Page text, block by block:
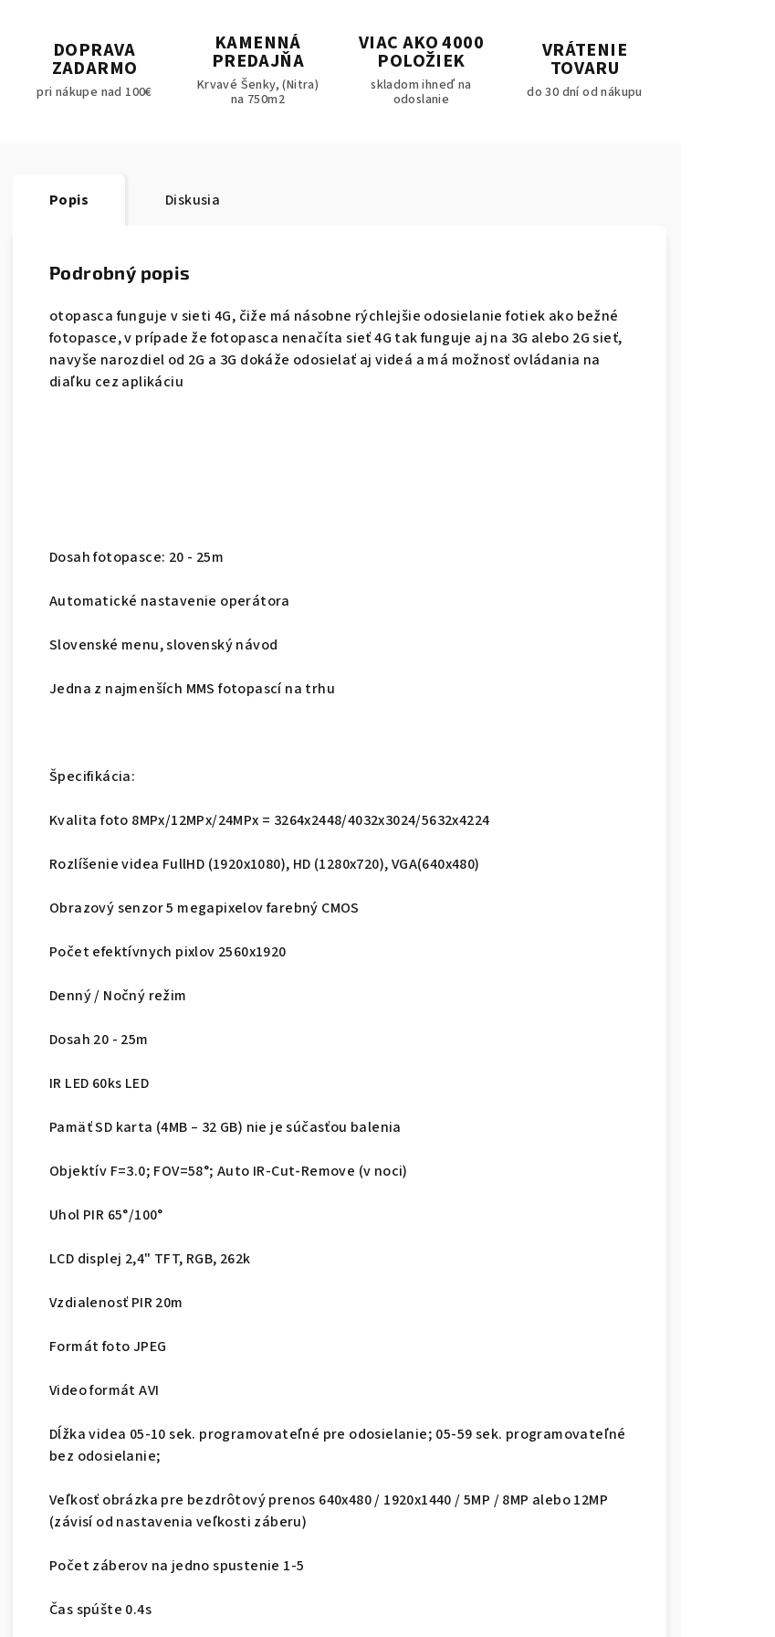
DOPRAVA
ZADARMO
pri nákupe nad 100€
KAMENNÁ
PREDAJŇA
Krvavé Šenky, (Nitra)
na 750m2
VIAC AKO 4000
POLOŽIEK
skladom ihneď na
odoslanie
VRÁTENIE
TOVARU
do 30 dní od nákupu
Popis Diskusia
Podrobný popis
otopasca funguje v sieti 4G, čiže má násobne rýchlejšie odosielanie fotiek ako bežné
fotopasce, v prípade že fotopasca nenačíta sieť 4G tak funguje aj na 3G alebo 2G sieť,
navyše narozdiel od 2G a 3G dokáže odosielať aj videá a má možnosť ovládania na
diaľku cez aplikáciu
Dosah fotopasce: 20 - 25m
Automatické nastavenie operátora
Slovenské menu, slovenský návod
Jedna z najmenších MMS fotopascí na trhu
Špecifikácia:
Kvalita foto 8MPx/12MPx/24MPx = 3264x2448/4032x3024/5632x4224
Rozlíšenie videa FullHD (1920x1080), HD (1280x720), VGA(640x480)
Obrazový senzor 5 megapixelov farebný CMOS
Počet efektívnych pixlov 2560x1920
Denný / Nočný režim
Dosah 20 - 25m
IR LED 60ks LED
Pamäť SD karta (4MB – 32 GB) nie je súčasťou balenia
Objektív F=3.0; FOV=58°; Auto IR-Cut-Remove (v noci)
Uhol PIR 65°/100°
LCD displej 2,4" TFT, RGB, 262k
Vzdialenosť PIR 20m
Formát foto JPEG
Video formát AVI
Dĺžka videa 05-10 sek. programovateľné pre odosielanie; 05-59 sek. programovateľné
bez odosielanie;
Veľkosť obrázka pre bezdrôtový prenos 640x480 / 1920x1440 / 5MP / 8MP alebo 12MP
(závisí od nastavenia veľkosti záberu)
Počet záberov na jedno spustenie 1-5
Čas spúšte 0.4s